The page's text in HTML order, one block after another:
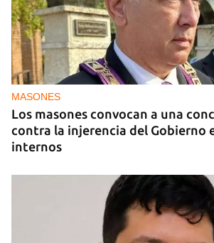
MIAMI
La hija de un diplomático
EE UU en 2003 está bajo custodia
MASONES
Los masones convocan a una
contra la injerencia del Gobierno
internos